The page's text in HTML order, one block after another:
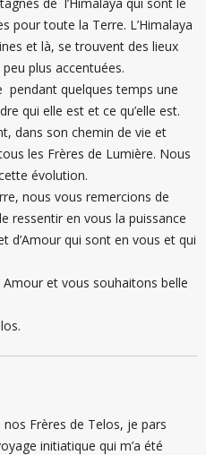
pour toute la Terre. L’Himalaya
et là, se trouvent des lieux
plus accentuées.
quelques temps une
qui elle est et ce qu’elle est.
dans son chemin de vie et
les Frères de Lumière. Nous
évolution.
nous vous remercions de
ressentir en vous la puissance
d’Amour qui sont en vous et qui
et vous souhaitons belle
Frères de Telos, je pars
initiatique qui m’a été